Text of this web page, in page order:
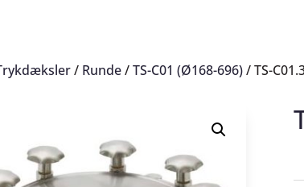
/ Runde/TS-C01 (Ø168-696)/ TS-